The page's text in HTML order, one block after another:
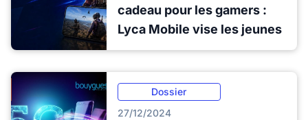
cadeau pour les gamers :
Lyca Mobile vise les jeunes
Dossier
27/12/2024